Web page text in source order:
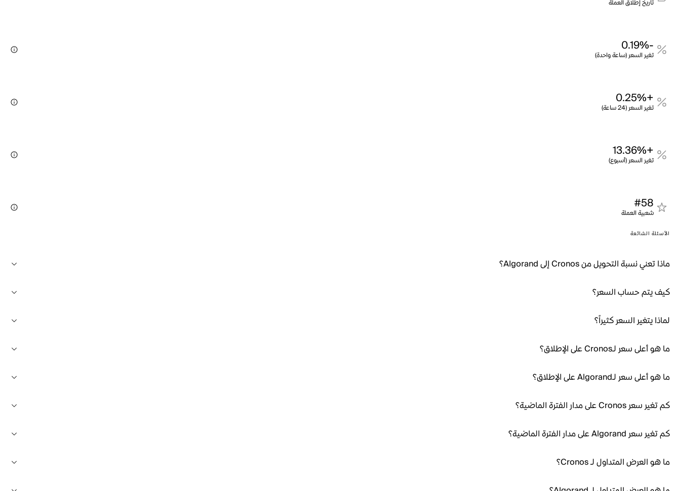
تاريخ إطلاق العملة
-0.19%
تغير السعر (ساعة واحدة)
+0.25%
تغير السعر (24 ساعة)
+13.36%
تغير السعر (أسبوع)
#58
شعبية العملة
الأسئلة الشائعة
ماذا تعني نسبة التحويل من Cronos إلى Algorand؟
كيف يتم حساب السعر؟
لماذا يتغير السعر كثيراً؟
ما هو أعلى سعر لـCronos على الإطلاق؟
ما هو أعلى سعر لـAlgorand على الإطلاق؟
كم تغير سعر Cronos على مدار الفترة الماضية؟
كم تغير سعر Algorand على مدار الفترة الماضية؟
ما هو العرض المتداول لـ Cronos؟